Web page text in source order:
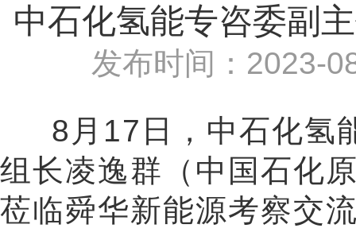
中石化氢能专咨委副
发布时间： 2023-
8月17日，中石化氢
组长凌逸群（中国石化
莅临舜华新能源考察交